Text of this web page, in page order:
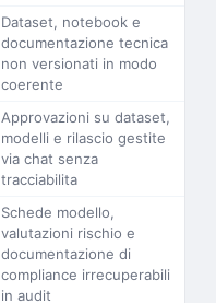
Dataset, notebook e
documentazione tecnica
non versionati in modo
coerente
Approvazioni su dataset,
modelli e rilascio gestite
via chat senza
tracciabilita
Schede modello,
valutazioni rischio e
documentazione di
compliance irrecuperabili
in audit